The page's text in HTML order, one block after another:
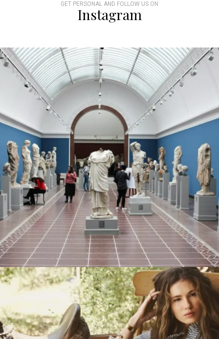
GET PERSONAL AND FOLLOW US ON
Instagram